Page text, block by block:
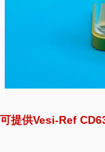
提供Vesi-Ref